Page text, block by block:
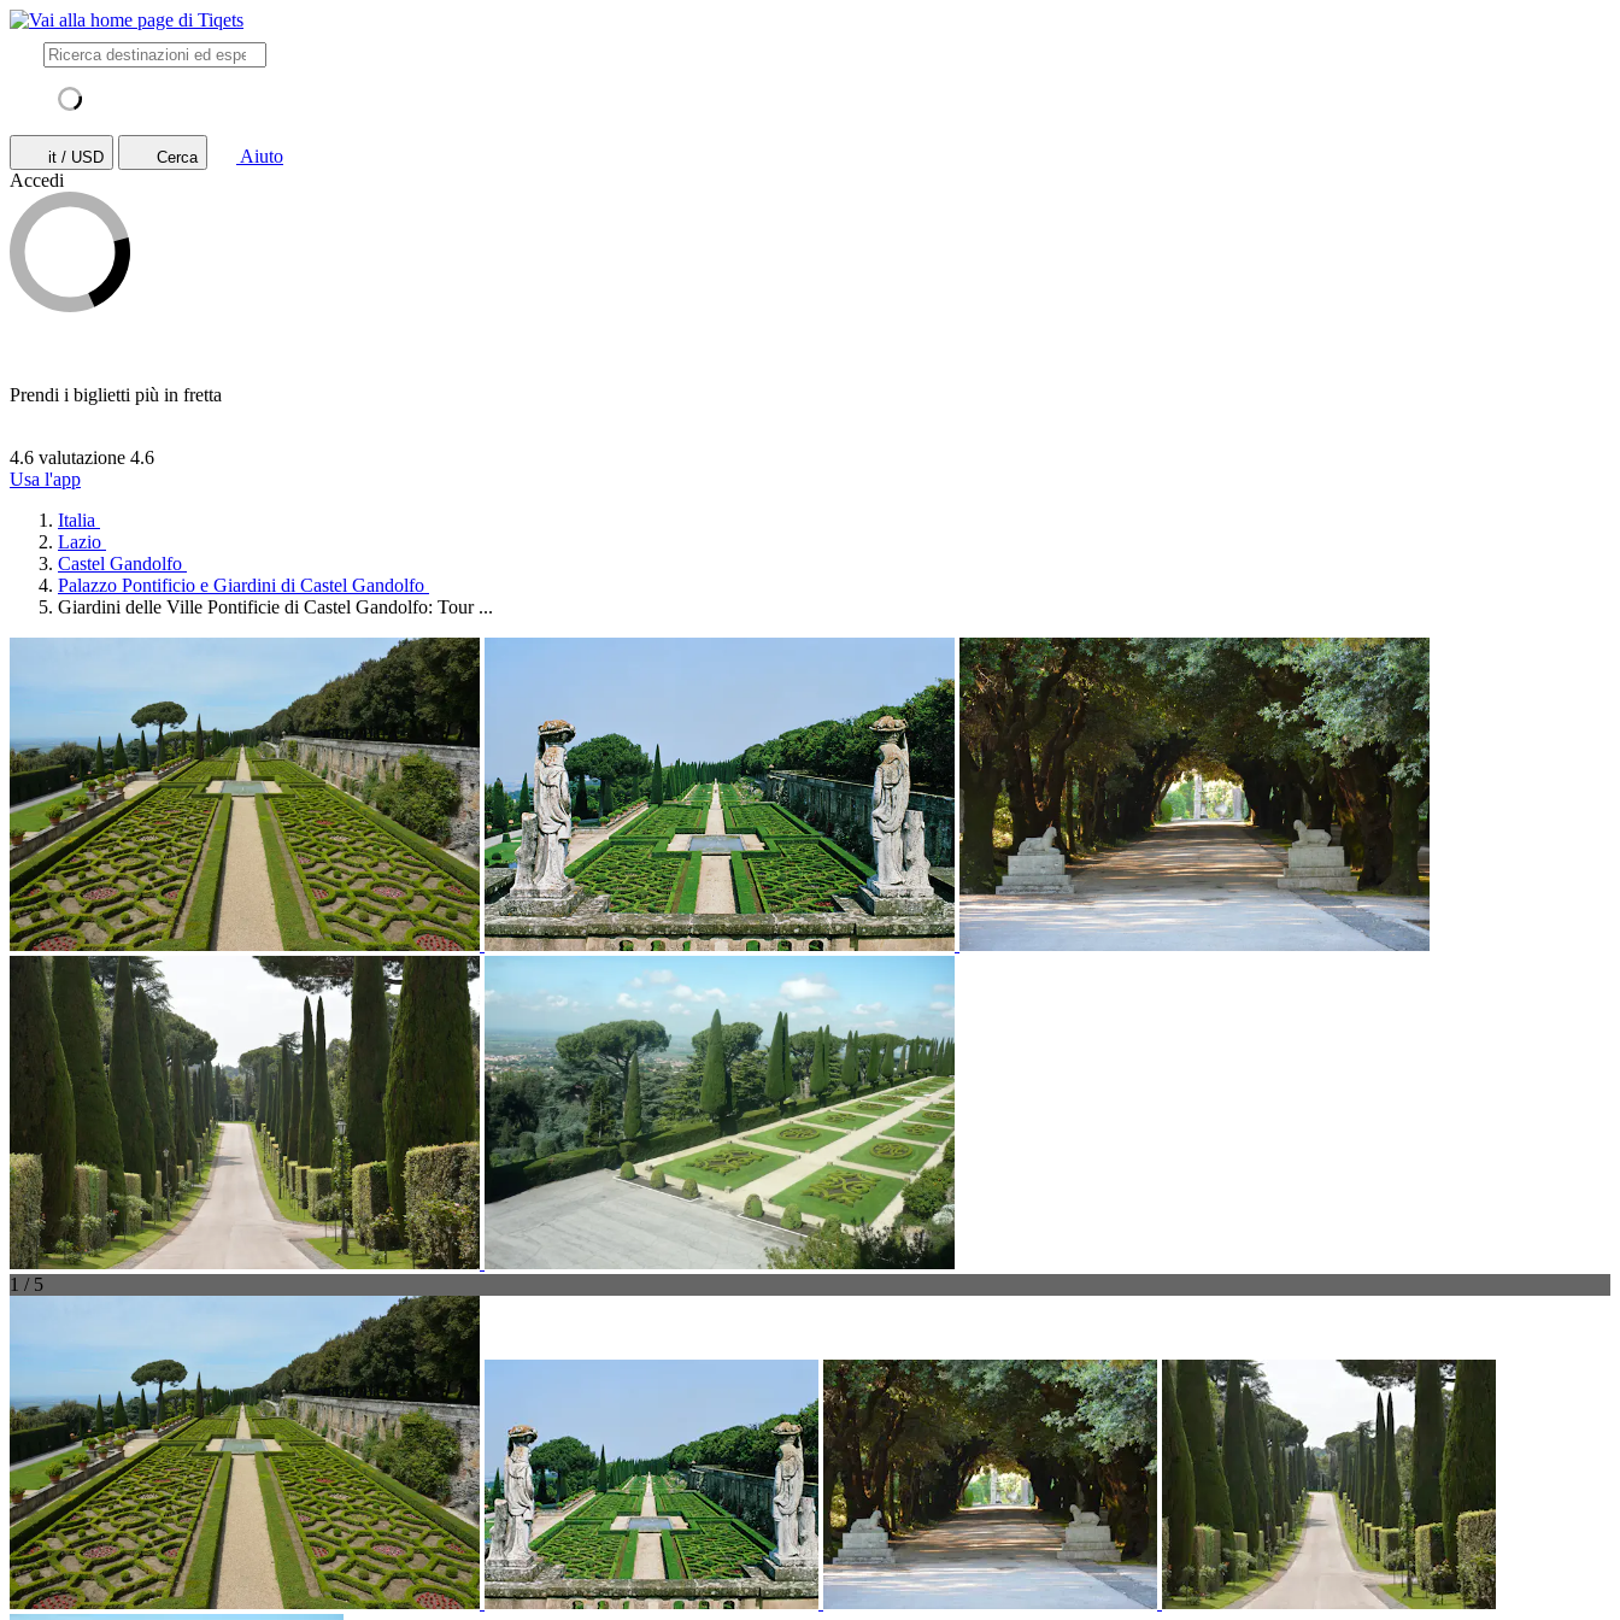
it / USD Cerca
Aiuto
Accedi
Prendi i biglietti più in fretta
4.6 valutazione 4.6
Usa l'app
Italia
Lazio
Castel Gandolfo
Palazzo Pontificio e Giardini di Castel Gandolfo
Giardini delle Ville Pontificie di Castel Gandolfo: Tour ...
1 / 5